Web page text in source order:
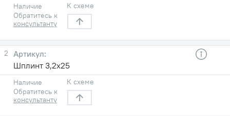
Наличие
Обратитесь к
консультанту
К схеме
2
Шплинт 3,2х25
Наличие
Обратитесь к
консультанту
К схеме